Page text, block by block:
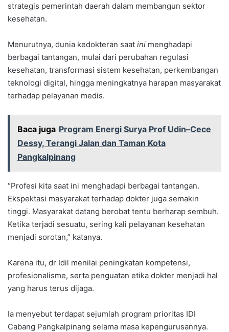
strategis pemerintah daerah dalam membangun sektor
kesehatan.
Menurutnya, dunia kedokteran saat ini menghadapi
berbagai tantangan, mulai dari perubahan regulasi
kesehatan, transformasi sistem kesehatan, perkembangan
teknologi digital, hingga meningkatnya harapan masyarakat
terhadap pelayanan medis.
Baca juga Program Energi Surya Prof Udin–Cece
Dessy, Terangi Jalan dan Taman Kota
Pangkalpinang
“Profesi kita saat ini menghadapi berbagai tantangan.
Ekspektasi masyarakat terhadap dokter juga semakin
tinggi. Masyarakat datang berobat tentu berharap sembuh.
Ketika terjadi sesuatu, sering kali pelayanan kesehatan
menjadi sorotan,” katanya.
Karena itu, dr Idil menilai peningkatan kompetensi,
profesionalisme, serta penguatan etika dokter menjadi hal
yang harus terus dijaga.
Ia menyebut terdapat sejumlah program prioritas IDI
Cabang Pangkalpinang selama masa kepengurusannya.